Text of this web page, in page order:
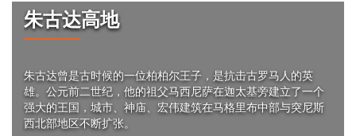
朱古达高地
朱古达曾是古时候的一位柏柏尔王子，是抗击古罗马人的英
雄。公元前二世纪，他的祖父马西尼萨在迦太基旁建立了一个
强大的王国，城市、神庙、宏伟建筑在马格里布中部与突尼斯
西北部地区不断扩张。